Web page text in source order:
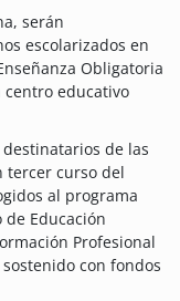
serán
escolarizados en
Obligatoria
centro educativo
de las
tercer curso del
al programa
Educación
Profesional
con fondos